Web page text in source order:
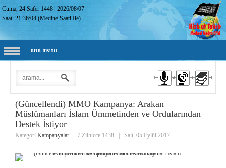
Cuma, 24 Safer 1448 |2026/08/07
Saat:21:36:05 (Medine Saati İle)
ana menü
(Güncellendi) MMO Kampanya: Arakan
Müslümanları İslam Ümmetinden ve Ordularından
Destek İstiyor
Kategori Kampanyalar 7 Zilhicce 1438 Salı, 05 Eylül 2017